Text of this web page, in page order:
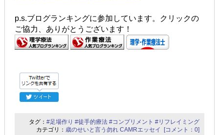
p.s.ブログランキングに参加しています。クリックの
ご協力、ありがとうございます！
タグ：#足場作り #徒手的療法 #コンプリメント #リフレイミング
カテゴリ： 歳のせいと言う勿れ CAMRエッセイ [コメント：0]